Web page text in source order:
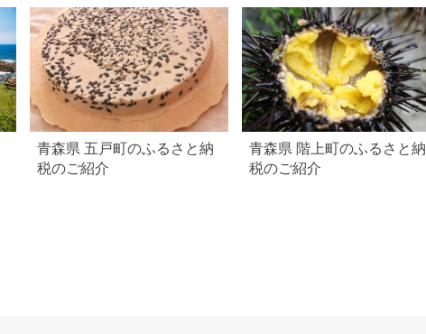
青森県 五戸町のふるさと納
税のご紹介
青森県 階上町のふるさと納
税のご紹介